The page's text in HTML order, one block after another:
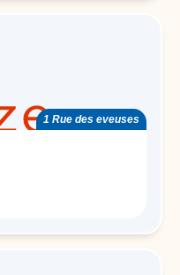
1 Rue des eveuses